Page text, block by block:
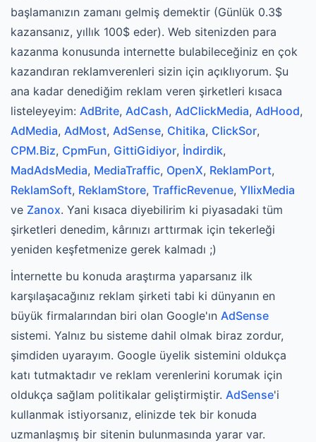
başlamanızın zamanı gelmiş demektir (Günlük 0.3$
kazansanız, yıllık 100$ eder). Web sitenizden para
kazanma konusunda internette bulabileceğiniz en çok
kazandıran reklamverenleri sizin için açıklıyorum. Şu
ana kadar denediğim reklam veren şirketleri kısaca
listeleyeyim: AdBrite, AdCash, AdClickMedia, AdHood,
AdMedia, AdMost, AdSense, Chitika, ClickSor,
CPM.Biz, CpmFun, GittiGidiyor, İndirdik,
MadAdsMedia, MediaTraffic, OpenX, ReklamPort,
ReklamSoft, ReklamStore, TrafficRevenue, YllixMedia
ve Zanox. Yani kısaca diyebilirim ki piyasadaki tüm
şirketleri denedim, kârınızı arttırmak için tekerleği
yeniden keşfetmenize gerek kalmadı ;)
İnternette bu konuda araştırma yaparsanız ilk
karşılaşacağınız reklam şirketi tabi ki dünyanın en
büyük firmalarından biri olan Google'ın AdSense
sistemi. Yalnız bu sisteme dahil olmak biraz zordur,
şimdiden uyarayım. Google üyelik sistemini oldukça
katı tutmaktadır ve reklam verenlerini korumak için
oldukça sağlam politikalar geliştirmiştir. AdSense'i
kullanmak istiyorsanız, elinizde tek bir konuda
uzmanlaşmış bir sitenin bulunmasında yarar var.